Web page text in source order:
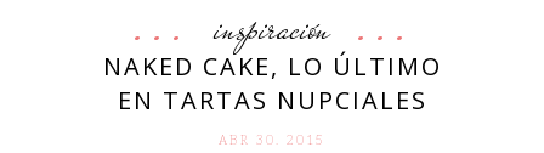
inspiración
NAKED CAKE, LO ÚLTIMO
EN TARTAS NUPCIALES
ABR 30. 2015